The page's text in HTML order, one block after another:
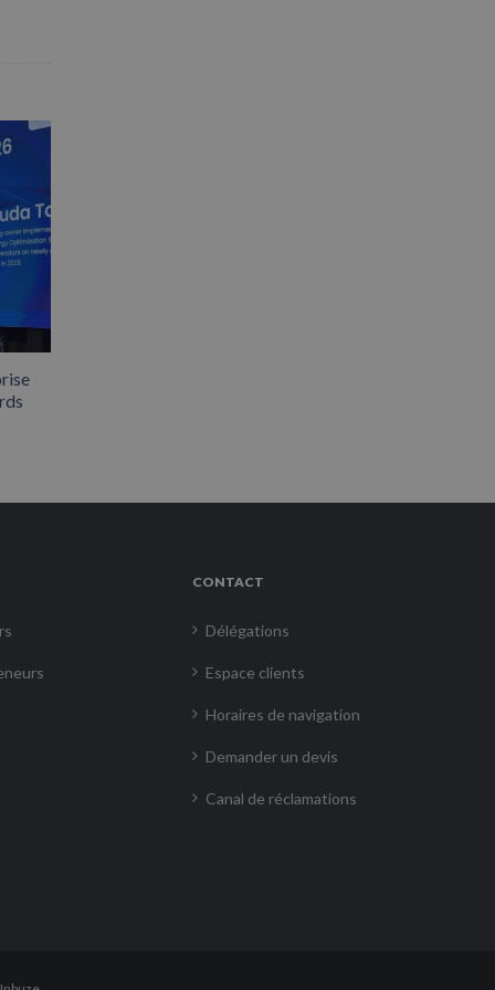
CONTACT
Délégations
Espace clients
Horaires de navigation
Demander un devis
Canal de réclamations